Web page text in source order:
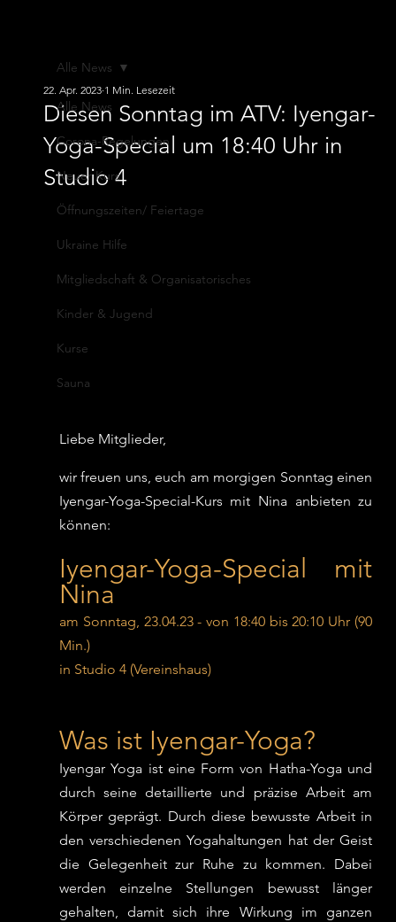
1845 e.V.
Alle News
Corona-Regelungen
Neuer Kurs
Öffnungszeiten/ Feiertage
Ukraine Hilfe
Mitgliedschaft & Organisatorisches
Kinder & Jugend
Kurse
Sauna
Alle News
Diesen Sonntag im ATV: Iyengar-
Yoga-Special um 18:40 Uhr in
Studio 4
22. Apr. 2023 1 Min. Lesezeit
Liebe Mitglieder,
wir freuen uns, euch am morgigen Sonntag einen
Iyengar-Yoga-Special-Kurs mit Nina anbieten zu
können:
Iyengar-Yoga-Special mit
Nina
am Sonntag, 23.04.23 - von 18:40 bis 20:10 Uhr (90
Min.)
in Studio 4 (Vereinshaus)
Was ist Iyengar-Yoga?
Iyengar Yoga ist eine Form von Hatha-Yoga und
durch seine detaillierte und präzise Arbeit am
Körper geprägt. Durch diese bewusste Arbeit in
den verschiedenen Yogahaltungen hat der Geist
die Gelegenheit zur Ruhe zu kommen. Dabei
werden einzelne Stellungen bewusst länger
gehalten, damit sich ihre Wirkung im ganzen